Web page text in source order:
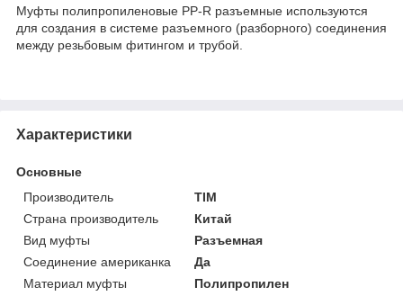
Муфты полипропиленовые PP-R разъемные используются
для создания в системе разъемного (разборного) соединения
между резьбовым фитингом и трубой.
Характеристики
Основные
Производитель
TIM
Страна производитель
Китай
Вид муфты
Разъемная
Соединение американка
Да
Материал муфты
Полипропилен